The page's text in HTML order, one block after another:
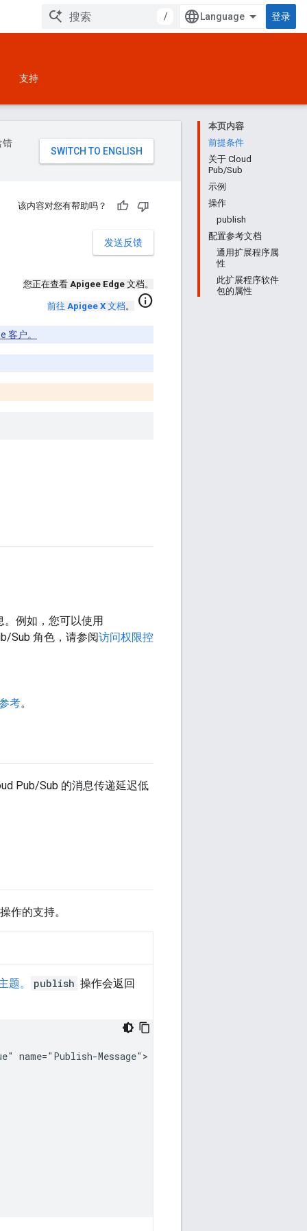
/ 登录
支持
本页内容
前提条件
关于 Cloud
Pub/Sub
示例
操作
publish
配置参考文档
通用扩展程序属
性
此扩展程序软件
包的属性
错
该内容对您有帮助吗？
发送反馈
您正在查看 Apigee Edge 文档。
前往 Apigee X 文档。 info
客户。
。例如，您可以使用
Sub 角色，请参阅访问权限控
考。
Pub/Sub 的消息传递延迟低
作的支持。
题。 publish 操作会返回